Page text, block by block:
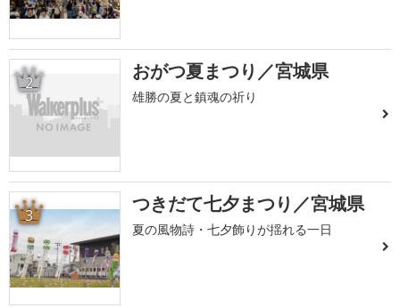
2 おがつ夏まつり／宮城県
雄勝の夏と鎮魂の祈り
3 つきだて七夕まつり／宮城県
夏の風物詩・七夕飾りが揺れる一日